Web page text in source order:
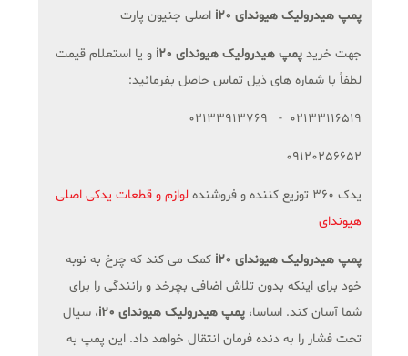
پمپ هیدرولیک هیوندای i20 اصلی جنیون پارت
جهت خرید پمپ هیدرولیک هیوندای i20
و یا استعلام قیمت
لطفاً با شماره های ذیل تماس حاصل بفرمائید:
02133116519 - 02133913769
09120256652
یدک 360 توزیع کننده و فروشنده
لوازم و قطعات یدکی اصلی
هیوندای
پمپ هیدرولیک هیوندای i20
کمک می کند که چرخ به نوبه
خود برای اینکه بدون تلاش اضافی بچرخد و رانندگی را برای
شما آسان کند. اساسا، پمپ هیدرولیک هیوندای i20
، سیال
تحت فشار را به دنده فرمان انتقال خواهد داد. این پمپ به